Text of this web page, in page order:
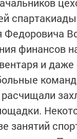
финансов
и
занятий